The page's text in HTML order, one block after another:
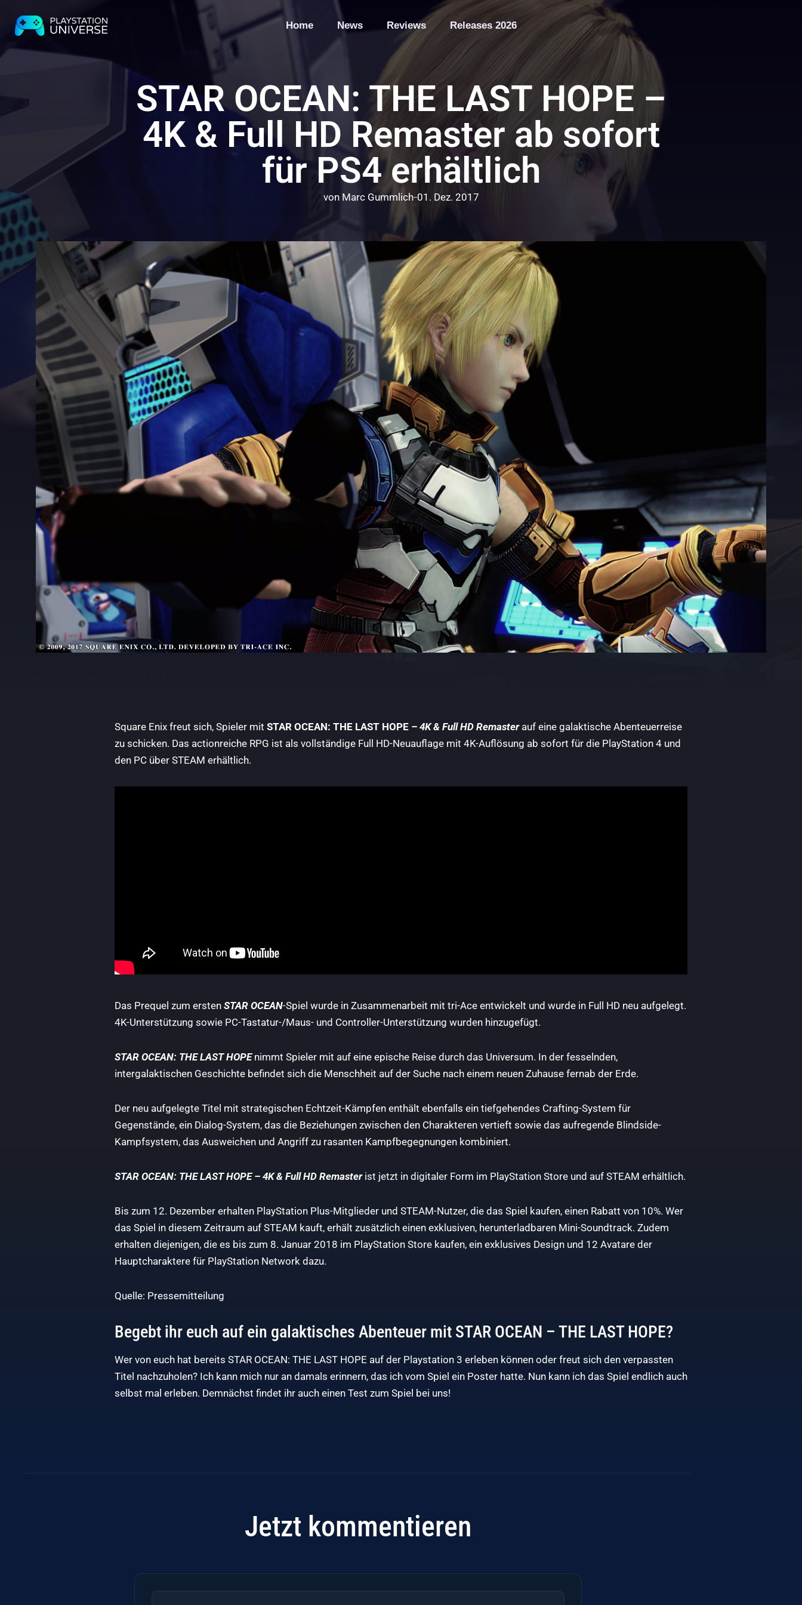
Home News Reviews Releases 2026
STAR OCEAN: THE LAST HOPE –
4K & Full HD Remaster ab sofort
für PS4 erhältlich
von Marc Gummlich 01. Dez. 2017
Square Enix freut sich, Spieler mit STAR OCEAN: THE LAST HOPE – 4K & Full HD Remasterauf eine galaktische Abenteuerreise
zu schicken. Das actionreiche RPG ist als vollständige Full HD-Neuauflage mit 4K-Auflösung ab sofort für die PlayStation 4 und
den PC über STEAM erhältlich.
Das Prequel zum ersten STAR OCEAN-Spiel wurde in Zusammenarbeit mit tri-Ace entwickelt und wurde in Full HD neu aufgelegt.
4K-Unterstützung sowie PC-Tastatur-/Maus- und Controller-Unterstützung wurden hinzugefügt.
STAR OCEAN: THE LAST HOPE nimmt Spieler mit auf eine epische Reise durch das Universum. In der fesselnden,
intergalaktischen Geschichte befindet sich die Menschheit auf der Suche nach einem neuen Zuhause fernab der Erde.
Der neu aufgelegte Titel mit strategischen Echtzeit-Kämpfen enthält ebenfalls ein tiefgehendes Crafting-System für
Gegenstände, ein Dialog-System, das die Beziehungen zwischen den Charakteren vertieft sowie das aufregende Blindside-
Kampfsystem, das Ausweichen und Angriff zu rasanten Kampfbegegnungen kombiniert.
STAR OCEAN: THE LAST HOPE – 4K & Full HD Remasterist jetzt in digitaler Form im PlayStation Store und auf STEAM erhältlich.
Bis zum 12. Dezember erhalten PlayStation Plus-Mitglieder und STEAM-Nutzer, die das Spiel kaufen, einen Rabatt von 10%. Wer
das Spiel in diesem Zeitraum auf STEAM kauft, erhält zusätzlich einen exklusiven, herunterladbaren Mini-Soundtrack. Zudem
erhalten diejenigen, die es bis zum 8. Januar 2018 im PlayStation Store kaufen, ein exklusives Design und 12 Avatare der
Hauptcharaktere für PlayStation Network dazu.
Quelle: Pressemitteilung
Begebt ihr euch auf ein galaktisches Abenteuer mit STAR OCEAN – THE LAST HOPE?
Wer von euch hat bereits STAR OCEAN: THE LAST HOPE auf der Playstation 3 erleben können oder freut sich den verpassten
Titel nachzuholen? Ich kann mich nur an damals erinnern, das ich vom Spiel ein Poster hatte. Nun kann ich das Spiel endlich auch
selbst mal erleben. Demnächst findet ihr auch einen Test zum Spiel bei uns!
Jetzt kommentieren